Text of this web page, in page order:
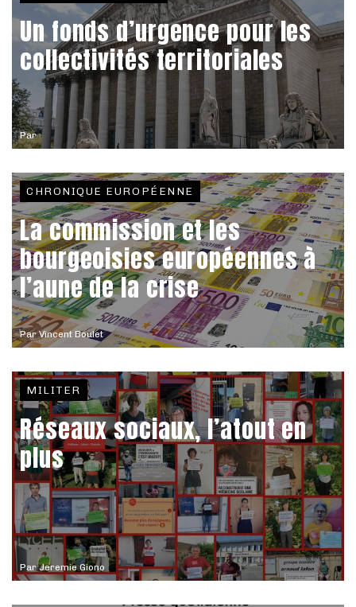
Par
Un fonds d’urgence pour les
collectivités territoriales
ParVincent Boulet
CHRONIQUE EUROPÉENNE
La commission et les
bourgeoisies européennes à
l’aune de la crise
ParJeremie Giono
MILITER
Réseaux sociaux, l’atout en
plus